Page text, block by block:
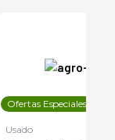
Ofertas Especiales
Usado